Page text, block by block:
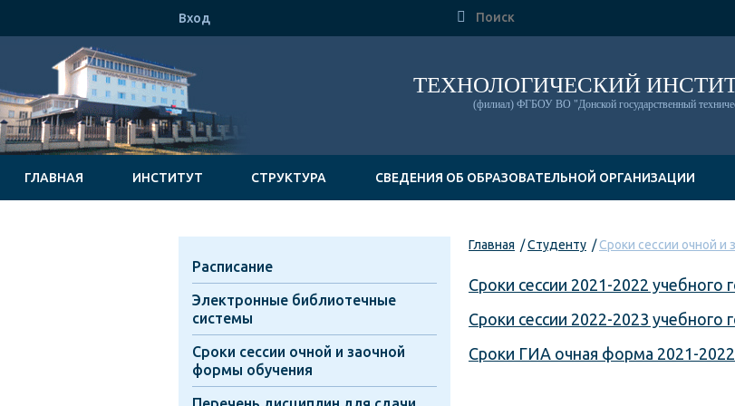
Вход 
ТЕХНОЛОГИЧЕСКИЙ
(филиал) ФГБОУ ВО "Донской государственный
ГЛАВНАЯ ИНСТИТУТ СТРУКТУРА СВЕДЕНИЯ ОБ ОБРАЗОВАТЕЛЬНОЙ ОРГАНИЗАЦИИ
Главная Студенту Сроки сессии очной и
Сроки сессии 2021-2022
Сроки сессии 2022-2023
Сроки ГИА очная форма 2021-2022
Расписание
Электронные библиотечные
системы
Сроки сессии очной и заочной
формы обучения